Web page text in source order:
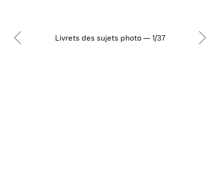
Livrets des sujets photo — 1/37